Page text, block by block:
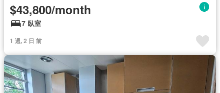
$43,800/month
7 臥室
1 週, 2 日 前